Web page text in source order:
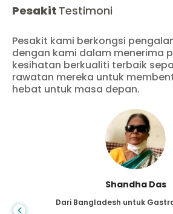
Pesakit Testimoni
Pesakit kami berkongsi
dengan kami dalam menerima
kesihatan berkualiti terbaik
rawatan mereka untuk
hebat untuk masa depan.
Shandha Das
Dari Bangladesh untuk